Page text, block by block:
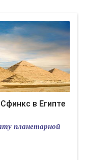
планетарной